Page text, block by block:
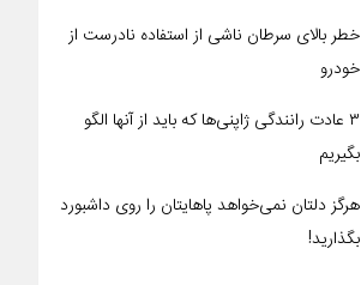
خطر بالای سرطان ناشی از استفاده نادرست از
خودرو
۳ عادت رانندگی ژاپنی‌ها که باید از آنها الگو
بگیریم
هرگز دلتان نمی‌خواهد پاهایتان را روی داشبورد
بگذارید!